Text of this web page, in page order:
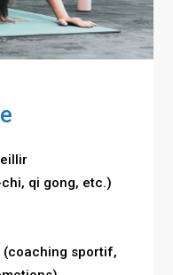
qi gong, etc.)
sportif,